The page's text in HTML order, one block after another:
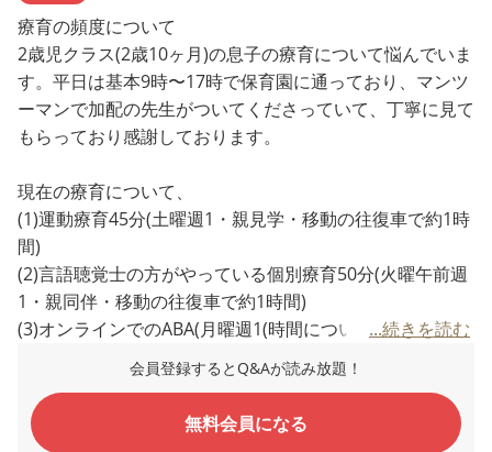
療育の頻度について
2歳児クラス(2歳10ヶ月)の息子の療育について悩んでいま
す。平日は基本9時〜17時で保育園に通っており、マンツ
ーマンで加配の先生がついてくださっていて、丁寧に見て
もらっており感謝しております。
現在の療育について、
(1)運動療育45分(土曜週1・親見学・移動の往復車で約1時
間)
(2)言語聴覚士の方がやっている個別療育50分(火曜午前週
1・親同伴・移動の往復車で約1時間)
(3)オンラインでのABA(月曜週1(時間については日により
けり)・母がオンライン指導をもとに自宅でセラピー・基
本は子どもが好きに遊んでいるところに親がセラピーを仕
掛ける・PRT)
をやっています。私が現在下の子の育休中で、時間に融通
...続きを読む
会員登録するとQ&Aが読み放題！
無料会員になる